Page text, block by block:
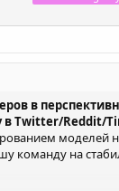
в
в Twitter/Reddit/
моделей
команду на